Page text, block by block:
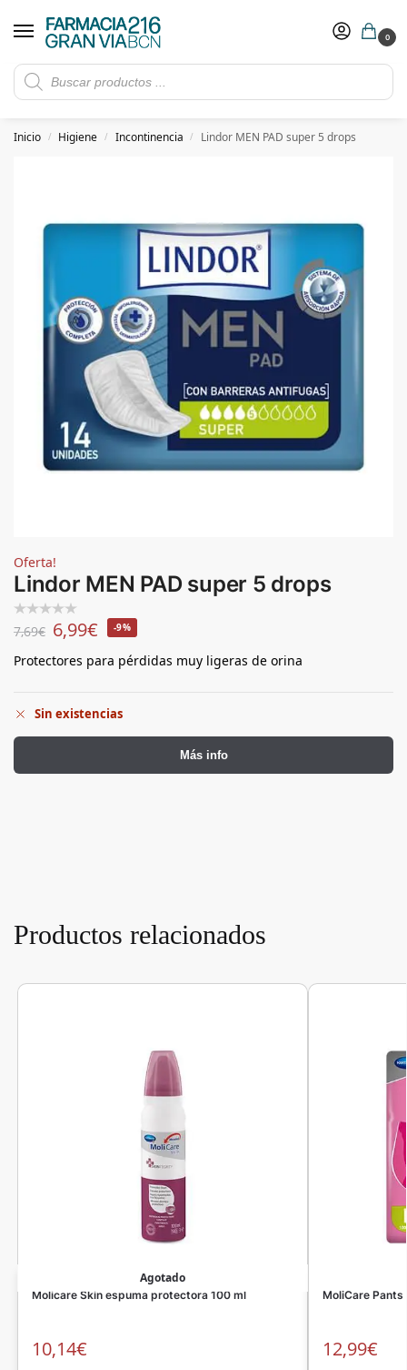
0
Rebajas de verano hasta -30%
​ 5€ de descuento con el cupón 5GRANVIA (compras superiores a 150€)
Inicio / Higiene / Incontinencia / Lindor MEN PAD super 5 drops
Oferta!
Lindor MEN PAD super 5 drops
7,69€ 6,99€ -9%
Protectores para pérdidas muy ligeras de orina
Sin existencias
Más info
Productos relacionados
Agotado
Molicare Skin espuma protectora 100 ml
10,14€
MoliCare
12,99€